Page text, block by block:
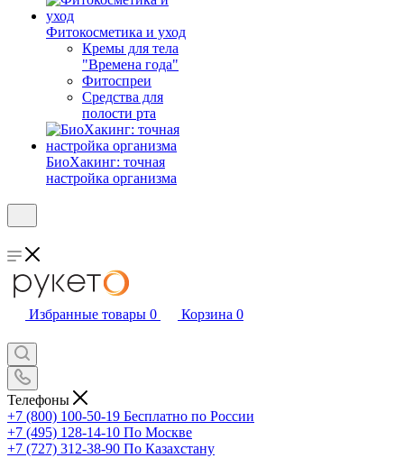
Фитокосметика и уход
Кремы для тела
"Времена года"
Фитоспреи
Средства для
полости рта
БиоХакинг: точная
настройка организма
Избранные товары 0 Корзина 0
Телефоны
+7 (800) 100-50-19 Бесплатно по России
+7 (495) 128-14-10 По Москве
+7 (727) 312-38-90 По Казахстану